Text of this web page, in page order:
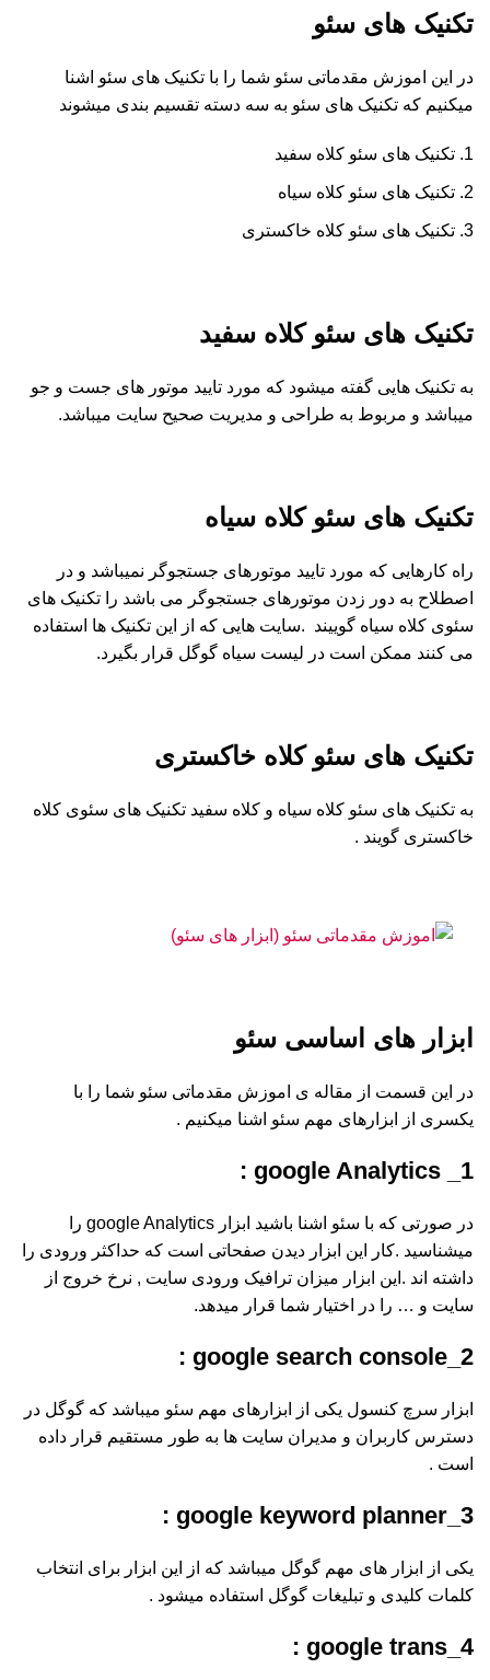
تکنیک های سئو
در این اموزش مقدماتی سئو شما را با تکنیک های سئو اشنا
میکنیم که تکنیک های سئو به سه دسته تقسیم بندی میشوند
تکنیک های سئو کلاه سفید
تکنیک های سئو کلاه سیاه
تکنیک های سئو کلاه خاکستری
تکنیک های سئو کلاه سفید
به تکنیک هایی گفته میشود که مورد تایید موتور های جست و جو
میباشد و مربوط به طراحی و مدیریت صحیح سایت میباشد.
تکنیک های سئو کلاه سیاه
راه کارهایی که مورد تایید موتورهای جستجوگر نمیباشد و در
اصطلاح به دور زدن موتورهای جستجوگر می باشد را تکنیک های
سئوی کلاه سیاه گوییند .سایت هایی که از این تکنیک ها استفاده
می کنند ممکن است در لیست سیاه گوگل قرار بگیرد.
تکنیک های سئو کلاه خاکستری
به تکنیک های سئو کلاه سیاه و کلاه سفید تکنیک های سئوی کلاه
خاکستری گویند .
ابزار های اساسی سئو
در این قسمت از مقاله ی اموزش مقدماتی سئو شما را با
یکسری از ابزارهای مهم سئو اشنا میکنیم .
1_ google Analytics :
در صورتی که با سئو اشنا باشید ابزار google Analytics را
میشناسید .کار این ابزار دیدن صفحاتی است که حداکثر ورودی را
داشته اند .این ابزار میزان ترافیک ورودی سایت , نرخ خروج از
سایت و … را در اختیار شما قرار میدهد.
2_google search console :
ابزار سرچ کنسول یکی از ابزارهای مهم سئو میباشد که گوگل در
دسترس کاربران و مدیران سایت ها به طور مستقیم قرار داده
است .
3_google keyword planner :
یکی از ابزار های مهم گوگل میباشد که از این ابزار برای انتخاب
کلمات کلیدی و تبلیغات گوگل استفاده میشود .
4_google trans :